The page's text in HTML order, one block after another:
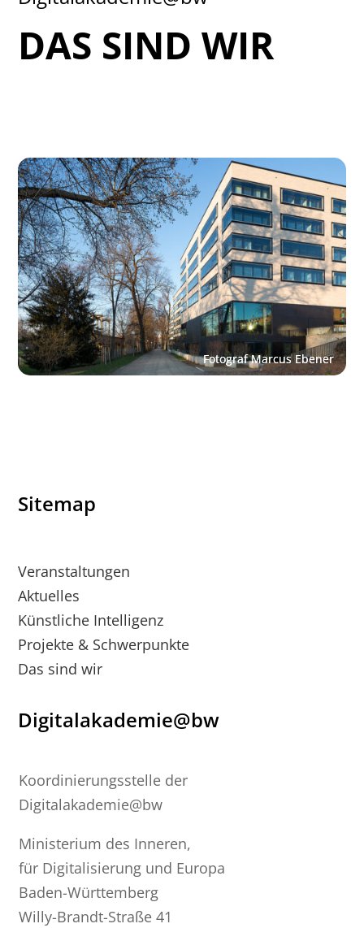
DAS SIND WIR
Sitemap
Veranstaltungen
Aktuelles
Künstliche Intelligenz
Projekte & Schwerpunkte
Das sind wir
Digitalakademie@bw
Koordinierungsstelle der
Digitalakademie@bw
Ministerium des Inneren,
für Digitalisierung und Europa
Baden-Württemberg
Willy-Brandt-Straße 41